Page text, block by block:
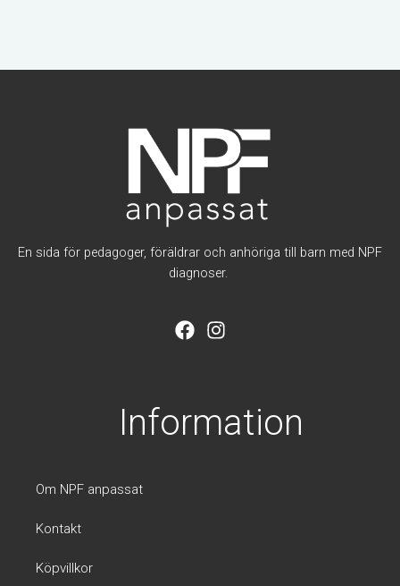
En sida för pedagoger, föräldrar och anhöriga till barn med NPF
diagnoser.
F
o
I
g
Information
Om NPF anpassat
Kontakt
Köpvillkor